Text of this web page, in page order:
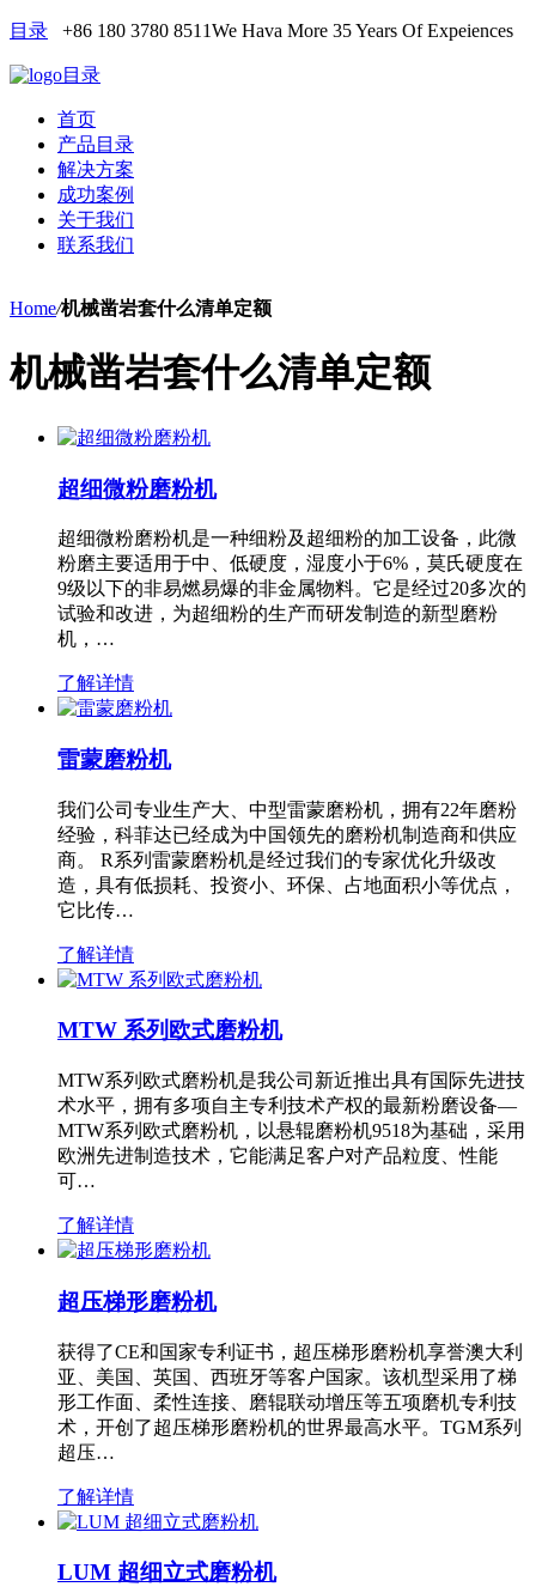
目录 +86 180 3780 8511We Hava More 35 Years Of Expeiences
目录
首页
产品目录
解决方案
成功案例
关于我们
联系我们
Home/机械凿岩套什么清单定额
机械凿岩套什么清单定额
超细微粉磨粉机
超细微粉磨粉机是一种细粉及超细粉的加工设备，此微
粉磨主要适用于中、低硬度，湿度小于6%，莫氏硬度在
9级以下的非易燃易爆的非金属物料。它是经过20多次的
试验和改进，为超细粉的生产而研发制造的新型磨粉
机，…
了解详情
雷蒙磨粉机
我们公司专业生产大、中型雷蒙磨粉机，拥有22年磨粉
经验，科菲达已经成为中国领先的磨粉机制造商和供应
商。 R系列雷蒙磨粉机是经过我们的专家优化升级改
造，具有低损耗、投资小、环保、占地面积小等优点，
它比传…
了解详情
MTW 系列欧式磨粉机
MTW系列欧式磨粉机是我公司新近推出具有国际先进技
术水平，拥有多项自主专利技术产权的最新粉磨设备—
MTW系列欧式磨粉机，以悬辊磨粉机9518为基础，采用
欧洲先进制造技术，它能满足客户对产品粒度、性能
可…
了解详情
超压梯形磨粉机
获得了CE和国家专利证书，超压梯形磨粉机享誉澳大利
亚、美国、英国、西班牙等客户国家。该机型采用了梯
形工作面、柔性连接、磨辊联动增压等五项磨机专利技
术，开创了超压梯形磨粉机的世界最高水平。TGM系列
超压…
了解详情
LUM 超细立式磨粉机